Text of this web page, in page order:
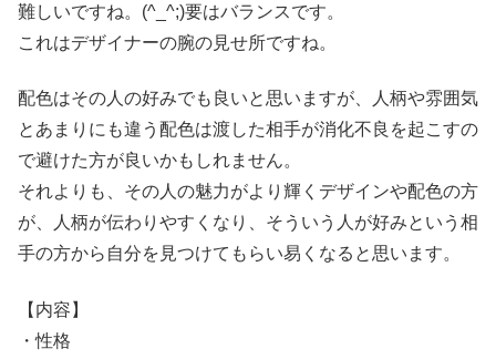
難しいですね。(^_^;)要はバランスです。
これはデザイナーの腕の見せ所ですね。
配色はその人の好みでも良いと思いますが、人柄や雰囲気
とあまりにも違う配色は渡した相手が消化不良を起こすの
で避けた方が良いかもしれません。
それよりも、その人の魅力がより輝くデザインや配色の方
が、人柄が伝わりやすくなり、そういう人が好みという相
手の方から自分を見つけてもらい易くなると思います。
【内容】
・性格